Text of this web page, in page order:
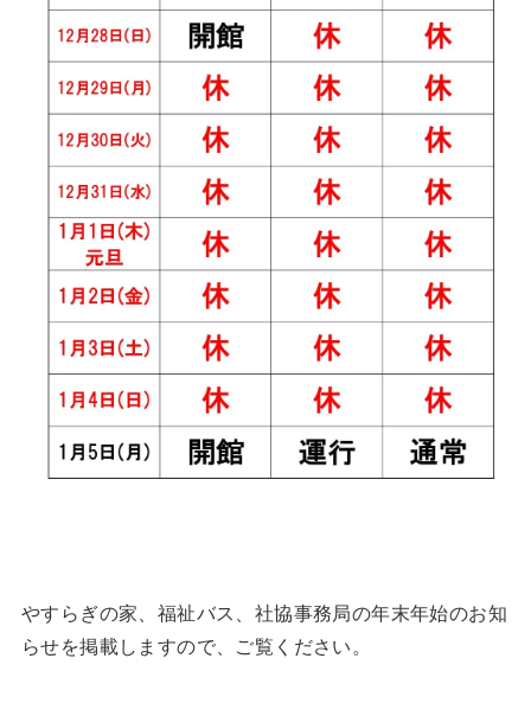
やすらぎの家、福祉バス、社協事務局の年末年始のお知
らせを掲載しますので、ご覧ください。